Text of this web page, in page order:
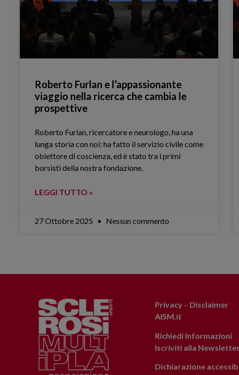
Roberto Furlan e l’appassionante
viaggio nella ricerca che cambia le
prospettive
Roberto Furlan, ricercatore e neurologo, ha una
lunga storia con noi: ha fatto il servizio civile come
obiettore di coscienza, ed è stato tra i primi
borsisti della nostra fondazione.
LEGGI TUTTO »
27 Ottobre 2025 Nessun commento
Privacy– Disclaimer
AISM.it
Richiedi Informazioni
Iscriviti alla Newsletter
Dichiarazione